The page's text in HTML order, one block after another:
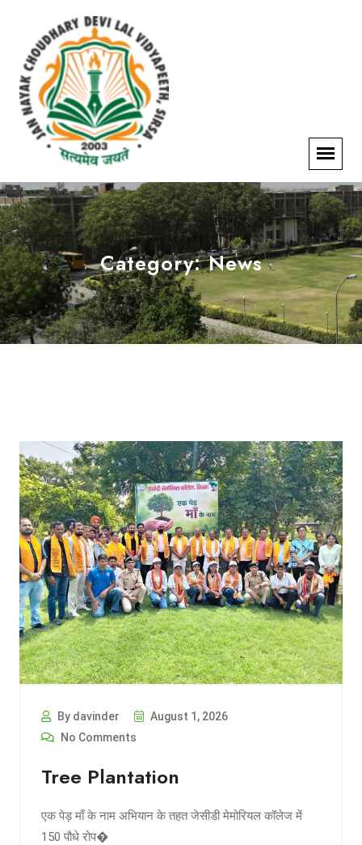
Category:News
By davinder
August 1, 2026
No Comments
Tree Plantation
एक पेड़ माँ के नाम अभियान के तहत जेसीडी मेमोरियल कॉलेज में
150 पौधे रोप�